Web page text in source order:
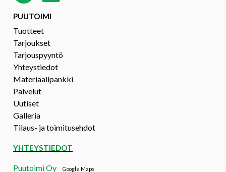
PUUTOIMI
Tuotteet
Tarjoukset
Tarjouspyyntö
Yhteystiedot
Materiaalipankki
Palvelut
Uutiset
Galleria
Tilaus- ja toimitusehdot
YHTEYSTIEDOT
Puutoimi OyGoogle Maps